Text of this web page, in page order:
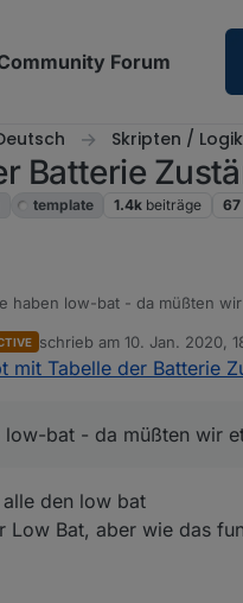
Forum
Skripten / Logik
Batterie
template 1.4k beiträge 67
haben low-bat - da müßten
schrieb am10. Jan. 2020,
zuletzt editiert von sigi234
mit Tabelle der Batterie
low-bat - da müßten wir
den low bat
Low Bat, aber wie das